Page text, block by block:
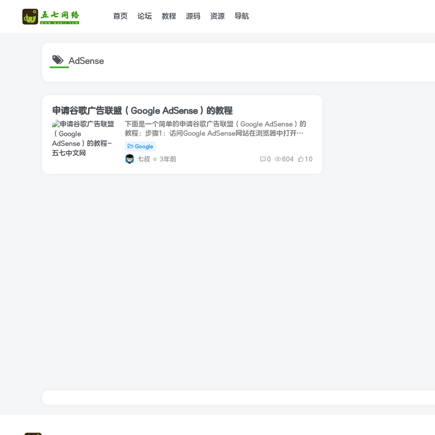
首页 论坛 教程 源码 资源 导航
AdSense
申请谷歌广告联盟（Google AdSense）的教程
下面是一个简单的申请谷歌广告联盟（Google AdSense）的
教程：步骤1：访问Google AdSense网站在浏览器中打开
Google AdSense的官方网站
（https://www.google.com/adsense）。点击'现在申请'按
钮...
Google
七叔 3年前 0 604 10